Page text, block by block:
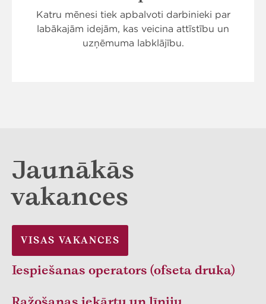
Katru mēnesi tiek apbalvoti darbinieki par
labākajām idejām, kas veicina attīstību un
uzņēmuma labklājību.
Jaunākās
vakances
VISAS VAKANCES
Iespiešanas operators (ofseta druka)